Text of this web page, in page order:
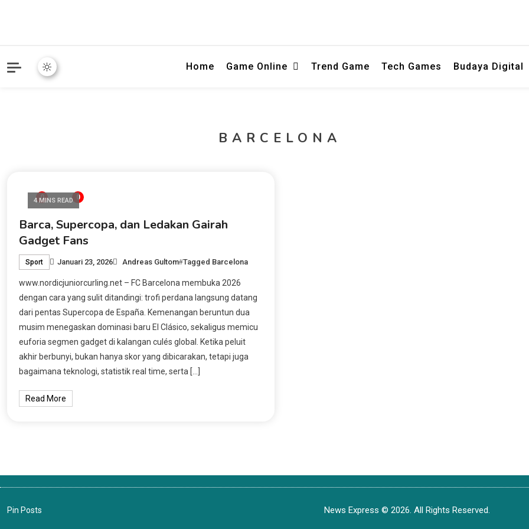
EMO78
Home Game Online Trend Game Tech Games Budaya Digital
BARCELONA
0 0
4 MINS READ
Barca, Supercopa, dan Ledakan Gairah
Gadget Fans
Sport Januari 23, 2026 Andreas Gultom Tagged Barcelona
www.nordicjuniorcurling.net – FC Barcelona membuka 2026
dengan cara yang sulit ditandingi: trofi perdana langsung datang
dari pentas Supercopa de España. Kemenangan beruntun dua
musim menegaskan dominasi baru El Clásico, sekaligus memicu
euforia segmen gadget di kalangan culés global. Ketika peluit
akhir berbunyi, bukan hanya skor yang dibicarakan, tetapi juga
bagaimana teknologi, statistik real time, serta […]
Read More
Pin Posts News Express © 2026. All Rights Reserved.